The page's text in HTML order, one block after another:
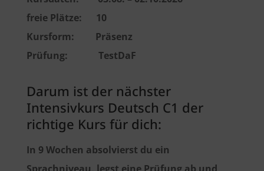
freie Plätze: 10
Kursform: Präsenz
Prüfung: TestDaF
Darum ist der nächster
Intensivkurs Deutsch C1 der
richtige Kurs für dich:
In 9 Wochen absolvierst du ein